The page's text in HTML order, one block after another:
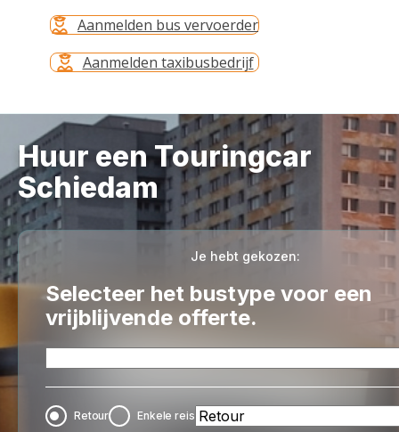
Aanmelden bus vervoerder
Aanmelden taxibusbedrijf
Huur een Touringcar
Schiedam
Je hebt gekozen:
Selecteer het bustype voor een
vrijblijvende offerte.
Retour Enkele reis